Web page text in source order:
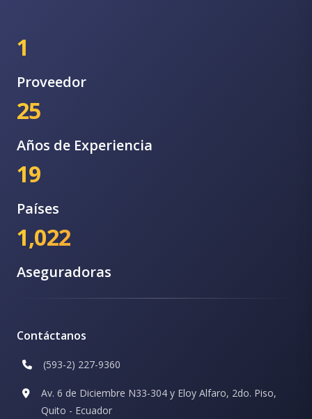
1
Proveedor
25
Años de Experiencia
19
Países
1,022
Aseguradoras
Contáctanos
(593-2) 227-9360
Av. 6 de Diciembre N33-304 y Eloy Alfaro, 2do. Piso,
Quito - Ecuador